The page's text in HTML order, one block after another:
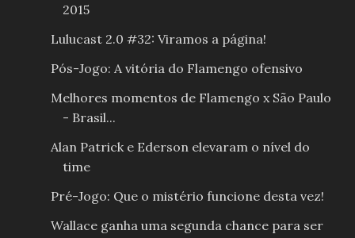
2015
Lulucast 2.0 #32: Viramos a página!
Pós-Jogo: A vitória do Flamengo ofensivo
Melhores momentos de Flamengo x São Paulo
- Brasil...
Alan Patrick e Ederson elevaram o nível do
time
Pré-Jogo: Que o mistério funcione desta vez!
Wallace ganha uma segunda chance para ser